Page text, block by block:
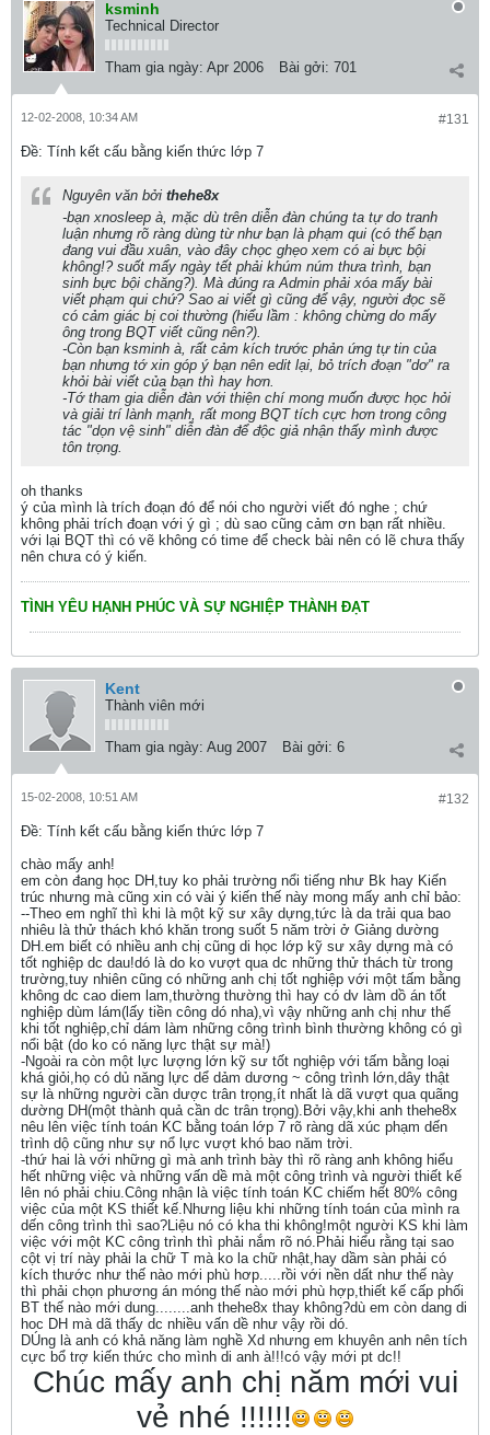
ksminh
Technical Director
Tham gia ngày: Apr 2006 Bài gởi: 701
#131
12-02-2008, 10:34 AM
Ðề: Tính kết cấu bằng kiến thức lớp 7
Nguyên văn bởi thehe8x
-bạn xnosleep à, mặc dù trên diễn đàn chúng ta tự do tranh
luận nhưng rõ ràng dùng từ như bạn là phạm qui (có thể bạn
đang vui đầu xuân, vào đây chọc ghẹo xem có ai bực bội
không!? suốt mấy ngày tết phải khúm núm thưa trình, bạn
sinh bực bội chăng?). Mà đúng ra Admin phải xóa mấy bài
viết phạm qui chứ? Sao ai viết gì cũng để vậy, người đọc sẽ
có cảm giác bị coi thường (hiểu lầm : không chừng do mấy
ông trong BQT viết cũng nên?).
-Còn bạn ksminh à, rất cảm kích trước phản ứng tự tin của
bạn nhưng tớ xin góp ý bạn nên edit lại, bỏ trích đoạn "dơ" ra
khỏi bài viết của bạn thì hay hơn.
-Tớ tham gia diễn đàn với thiện chí mong muốn được học hỏi
và giải trí lành mạnh, rất mong BQT tích cực hơn trong công
tác "dọn vệ sinh" diễn đàn để độc giả nhận thấy mình được
tôn trọng.
oh thanks
ý của mình là trích đoạn đó để nói cho người viết đó nghe ; chứ
không phải trích đoạn với ý gì ; dù sao cũng cảm ơn bạn rất nhiều.
với lại BQT thì có vẽ không có time để check bài nên có lẽ chưa thấy
nên chưa có ý kiến.
TÌNH YÊU HẠNH PHÚC VÀ SỰ NGHIỆP THÀNH ĐẠT
Kent
Thành viên mới
Tham gia ngày: Aug 2007 Bài gởi: 6
#132
15-02-2008, 10:51 AM
Ðề: Tính kết cấu bằng kiến thức lớp 7
chào mấy anh!
em còn đang học DH,tuy ko phải trường nổi tiếng như Bk hay Kiến
trúc nhưng mà cũng xin có vài ý kiến thế này mong mấy anh chỉ bảo:
--Theo em nghĩ thì khi là một kỹ sư xây dựng,tức là da trải qua bao
nhiêu là thử thách khó khăn trong suốt 5 năm trời ở Giảng dường
DH.em biết có nhiều anh chị cũng di học lớp kỹ sư xây dựng mà có
tốt nghiệp dc dau!dó là do ko vượt qua dc những thử thách từ trong
trường,tuy nhiên cũng có những anh chị tốt nghiệp với một tấm bằng
không dc cao diem lam,thường thường thì hay có dv làm dồ án tốt
nghiệp dùm lám(lấy tiền công dó nha),vì vậy những anh chị như thế
khi tốt nghiệp,chỉ dám làm những công trình bình thường không có gì
nổi bật (do ko có năng lực thật sự mà!)
-Ngoài ra còn một lực lượng lớn kỹ sư tốt nghiệp với tấm bằng loại
khá giỏi,họ có dủ năng lực dể dảm dương ~ công trình lớn,dây thật
sự là những người cần dược trân trọng,ít nhất là dã vượt qua quãng
dường DH(một thành quả cần dc trân trọng).Bởi vậy,khi anh thehe8x
nêu lên việc tính toán KC bằng toán lớp 7 rõ ràng dã xúc phạm dến
trình dộ cũng như sự nổ lực vượt khó bao năm trời.
-thứ hai là với những gì mà anh trình bày thì rõ ràng anh không hiểu
hết những việc và những vấn dề mà một công trình và người thiết kế
lên nó phải chiu.Công nhận là việc tính toán KC chiếm hết 80% công
việc của một KS thiết kế.Nhưng liệu khi những tính toán của mình ra
dến công trình thì sao?Liệu nó có kha thi không!một người KS khi làm
việc với một KC công trình thì phải nắm rõ nó.Phải hiểu rằng tại sao
cột vị trí này phải la chữ T mà ko la chữ nhật,hay dầm sàn phải có
kích thước như thế nào mới phù hơp.....rồi với nền dất như thế này
thì phải chọn phương án móng thế nào mới phù hợp,thiết kế cấp phối
BT thế nào mới dung........anh thehe8x thay không?dù em còn dang di
hoc DH mà dã thấy dc nhiều vấn dề như vậy rồi dó.
DÚng là anh có khả năng làm nghề Xd nhưng em khuyên anh nên tích
cực bổ trợ kiến thức cho mình di anh à!!!có vậy mới pt dc!!
Chúc mấy anh chị năm mới vui
vẻ nhé !!!!!!